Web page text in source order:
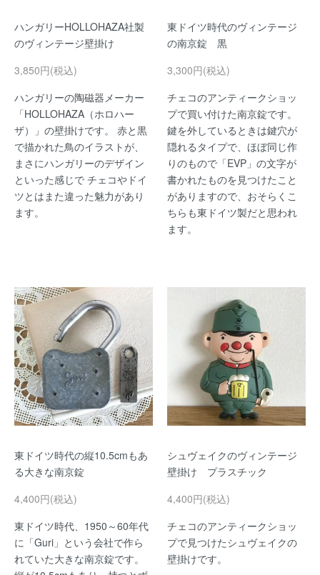
ハンガリーHOLLOHAZA社製
のヴィンテージ壁掛け
3,850円(税込)
ハンガリーの陶磁器メーカー
「HOLLOHAZA（ホロハー
ザ）」の壁掛けです。 赤と黒
で描かれた鳥のイラストが、
まさにハンガリーのデザイン
といった感じで チェコやドイ
ツとはまた違った魅力があり
ます。
東ドイツ時代のヴィンテージ
の南京錠 黒
3,300円(税込)
チェコのアンティークショッ
プで買い付けた南京錠です。
鍵を外しているときは鍵穴が
隠れるタイプで、ほぼ同じ作
りのもので「EVP」の文字が
書かれたものを見つけたこと
がありますので、おそらくこ
ちらも東ドイツ製だと思われ
ます。
東ドイツ時代の縦10.5cmもあ
る大きな南京錠
4,400円(税込)
東ドイツ時代、1950～60年代
に「Guri」という会社で作ら
れていた大きな南京錠です。
シュヴェイクのヴィンテージ
壁掛け プラスチック
4,400円(税込)
チェコのアンティークショッ
プで見つけたシュヴェイクの
壁掛けです。